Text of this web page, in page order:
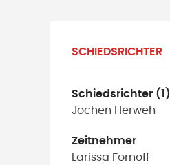
SCHIEDSRICHTER
Schiedsrichter (1)
Jochen Herweh
Zeitnehmer
Larissa Fornoff